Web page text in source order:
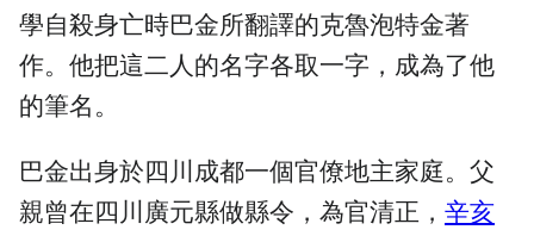
學自殺身亡時巴金所翻譯的克魯泡特金著
作。他把這二人的名字各取一字，成為了他
的筆名。
巴金出身於四川成都一個官僚地主家庭。父
親曾在四川廣元縣做縣令，為官清正， 辛亥